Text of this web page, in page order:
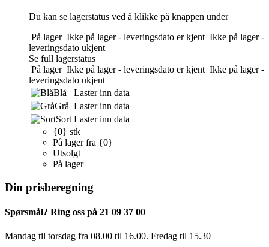
Du kan se lagerstatus ved å klikke på knappen under
På lager Ikke på lager - leveringsdato er kjent Ikke på lager -
leveringsdato ukjent
Se full lagerstatus
På lager Ikke på lager - leveringsdato er kjent Ikke på lager -
leveringsdato ukjent
Blå
Laster inn data
Grå Laster inn data
Sort Laster inn data
{0} stk
På lager fra {0}
Utsolgt
På lager
Din prisberegning
Spørsmål? Ring oss på 21 09 37 00
Mandag til torsdag ​​fra 08.00 til 16.00. Fredag til 15.30